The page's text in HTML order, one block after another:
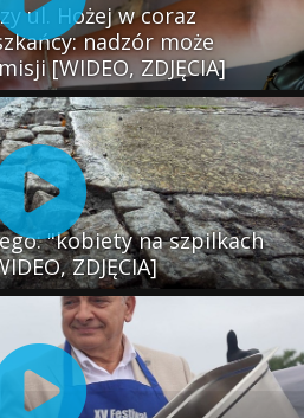
ul. Hożej w coraz
nadzór może
[WIDEO, ZDJĘCIA]
"kobiety na szpilkach
ZDJĘCIA]